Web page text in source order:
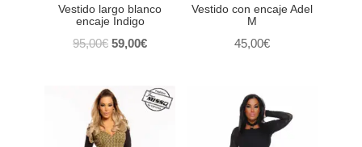
Vestido largo blanco
encaje Indigo
95,00€ El
era:
95,00€.
59,00€El
es:
Vestido con encaje Adel
M
45,00€